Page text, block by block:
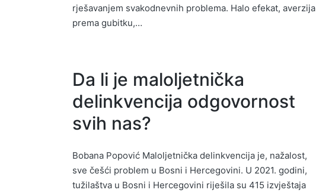
rješavanjem svakodnevnih problema. Halo efekat, averzija
prema gubitku,…
Da li je maloljetnička
delinkvencija odgovornost
svih nas?
Bobana Popović Maloljetnička delinkvencija je, nažalost,
sve češći problem u Bosni i Hercegovini. U 2021. godini,
tužilaštva u Bosni i Hercegovini riješila su 415 izvještaja